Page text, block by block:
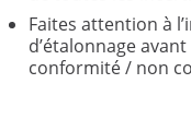
Faites attention à
d’étalonnage
conformité / non